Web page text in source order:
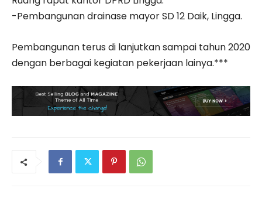
-Pembangunan drainase mayor SD 12 Daik, Lingga.
Pembangunan terus di lanjutkan sampai tahun 2020
dengan berbagai kegiatan pekerjaan lainya.***